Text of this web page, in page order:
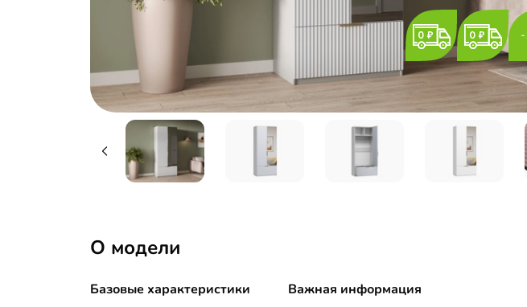
О модели
Базовые характеристики
Важная информация